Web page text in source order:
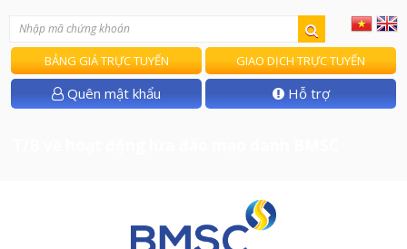
BẢNG GIÁ TRỰC TUYẾN GIAO DỊCH TRỰC TUYẾN
Quên mật khẩu Hỗ trợ